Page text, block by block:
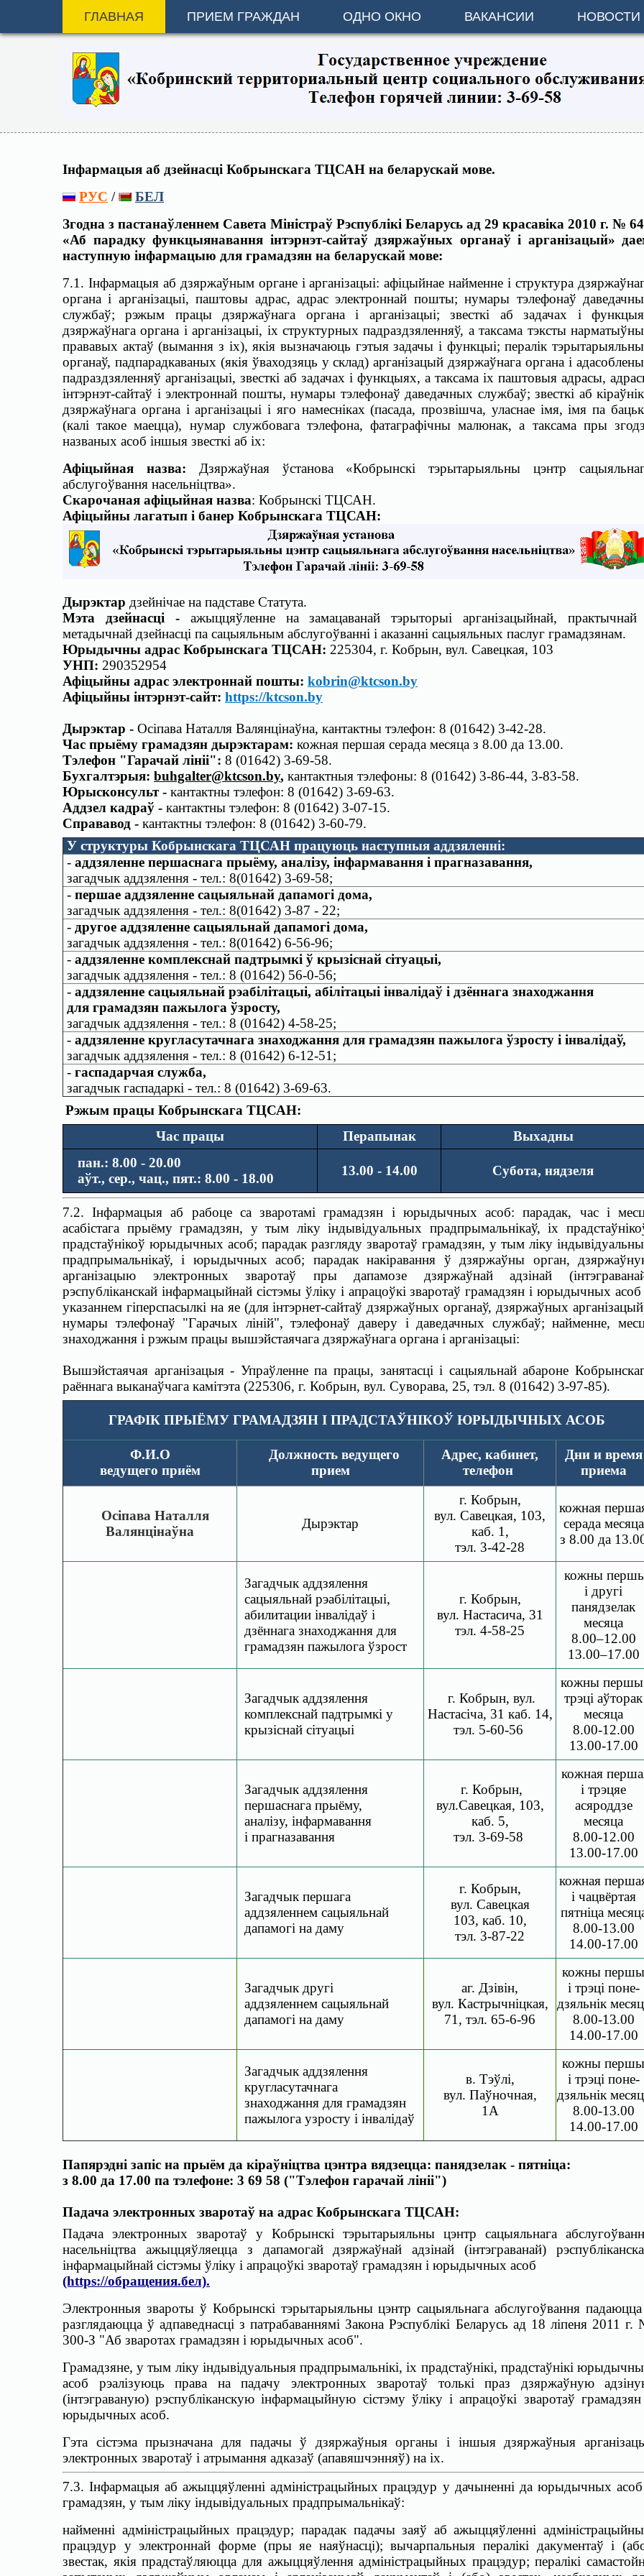
ГЛАВНАЯ ПРИЕМ ГРАЖДАН ОДНО ОКНО ВАКАНСИИ НОВОСТИ
Інфармацыя аб дзейнасці Кобрынскага ТЦСАН на беларускай мове.
РУС /
БЕЛ
Згодна з пастанаўленнем Савета Міністраў Рэспублікі Беларусь ад 29 красавіка 2010 г. №
«Аб парадку функцыянавання інтэрнэт-сайтаў дзяржаўных органаў і арганізацый»
наступную інфармацыю для грамадзян на беларускай мове:
7.1. Інфармацыя аб дзяржаўным органе і арганізацыі: афіцыйнае найменне і структура
органа і арганізацыі, паштовы адрас, адрас электроннай пошты; нумары тэлефонаў
службаў; рэжым працы дзяржаўнага органа і арганізацыі; звесткі аб задачах і
дзяржаўнага органа і арганізацыі, іх структурных падраздзяленняў, а таксама тэксты
прававых актаў (вымання з іх), якія вызначаюць гэтыя задачы і функцыі; пералік
органаў, падпарадкаваных (якія ўваходзяць у склад) арганізацый дзяржаўнага органа і
падраздзяленняў арганізацыі, звесткі аб задачах і функцыях, а таксама іх паштовыя адрасы,
інтэрнэт-сайтаў і электроннай пошты, нумары тэлефонаў даведачных службаў; звесткі аб
дзяржаўнага органа і арганізацыі і яго намесніках (пасада, прозвішча, уласнае імя, імя па
(калі такое маецца), нумар службовага тэлефона, фатаграфічны малюнак, а таксама пры
названых асоб іншыя звесткі аб іх:
Афіцыйная
назва: Дзяржаўная ўстанова «Кобрынскі тэрытарыяльны цэнтр
абслугоўвання насельніцтва».
Скарочаная афіцыйная назва: Кобрынскі ТЦСАН.
Афіцыйны лагатып і банер Кобрынскага ТЦСАН:
Дырэктар дзейнічае на падставе Статута.
Мэта дзейнасці - ажыццяўленне на замацаванай тэрыторыі арганізацыйнай, практычнай
метадычнай дзейнасці па сацыяльным абслугоўванні і аказанні сацыяльных паслуг грамадзянам.
Юрыдычны адрас Кобрынскага ТЦСАН: 225304, г. Кобрын, вул. Савецкая, 103
УНП: 290352954
Афіцыйны адрас электроннай пошты: kobrin@ktcson.by
Афіцыйны інтэрнэт-сайт: https://ktcson.by
Дырэктар - Осіпава Наталля Валянцінаўна, кантактны тэлефон: 8 (01642) 3-42-28.
Час прыёму грамадзян дырэктарам: кожная першая серада месяца з 8.00 да 13.00.
Тэлефон "Гарачай лініі": 8 (01642) 3-69-58.
Бухгалтэрыя: buhgalter@ktcson.by, кантактныя тэлефоны: 8 (01642) 3-86-44, 3-83-58.
Юрысконсульт - кантактны тэлефон: 8 (01642) 3-69-63.
Аддзел кадраў - кантактны тэлефон: 8 (01642) 3-07-15.
Справавод - кантактны тэлефон: 8 (01642) 3-60-79.
У структуры Кобрынскага ТЦСАН працуюць наступныя аддзяленні:
- аддзяленне першаснага прыёму, аналізу, інфармавання і прагназавання,
загадчык аддзялення - тел.: 8(01642) 3-69-58;
- першае аддзяленне сацыяльнай дапамогі дома,
загадчык аддзялення - тел.: 8(01642) 3-87 - 22;
- другое аддзяленне сацыяльнай дапамогі дома,
загадчык аддзялення - тел.: 8(01642) 6-56-96;
- аддзяленне комплекснай падтрымкі ў крызіснай сітуацыі,
загадчык аддзялення - тел.: 8 (01642) 56-0-56;
- аддзяленне сацыяльнай рэабілітацыі, абілітацыі інвалідаў і дзённага знаходжання
для грамадзян пажылога ўзросту,
загадчык аддзялення - тел.: 8 (01642) 4-58-25;
- аддзяленне кругласутачнага знаходжання для грамадзян пажылога ўзросту і інвалідаў,
загадчык аддзялення - тел.: 8 (01642) 6-12-51;
- гаспадарчая служба,
загадчык гаспадаркі - тел.: 8 (01642) 3-69-63.
Рэжым працы Кобрынскага ТЦСАН:
Час працы
Перапынак
Выхадны
пан.: 8.00 - 20.00
аўт., сер., чац., пят.: 8.00 - 18.00
13.00 - 14.00 Субота, нядзеля
7.2. Інфармацыя аб рабоце са зваротамі грамадзян і юрыдычных асоб: парадак, час і
асабістага прыёму грамадзян, у тым ліку індывідуальных прадпрымальнікаў, іх
прадстаўнікоў юрыдычных асоб; парадак разгляду зваротаў грамадзян, у тым ліку
прадпрымальнікаў, і юрыдычных асоб; парадак накіравання ў дзяржаўны орган,
арганізацыю электронных зваротаў пры дапамозе дзяржаўнай адзінай
рэспубліканскай інфармацыйнай сістэмы ўліку і апрацоўкі зваротаў грамадзян і юрыдычных асоб
указаннем гіперспасылкі на яе (для інтэрнет-сайтаў дзяржаўных органаў, дзяржаўных
нумары тэлефонаў "Гарачых ліній", тэлефонаў даверу і даведачных службаў; найменне,
знаходжання і рэжым працы вышэйстаячага дзяржаўнага органа і арганізацыі:
Вышэйстаячая арганізацыя - Упраўленне па працы, занятасці і сацыяльнай абароне
раённага выканаўчага камітэта (225306, г. Кобрын, вул. Суворава, 25, тэл. 8 (01642) 3-97-85).
ГРАФІК ПРЫЁМУ ГРАМАДЗЯН І ПРАДСТАЎНІКОЎ ЮРЫДЫЧНЫХ АСОБ
Ф.И.О
ведущего приём
Должность ведущего
прием
Адрес, кабинет,
телефон
Дни и время
приема
Осіпава Наталля
Валянцінаўна
Дырэктар
г. Кобрын,
вул. Савецкая, 103,
каб. 1,
тэл. 3-42-28
кожная
серада месяца
з 8.00 да
Загадчык аддзялення
сацыяльнай рэабілітацыі,
абилитации інвалідаў і
дзённага знаходжання для
грамадзян пажылога ўзрост
г. Кобрын,
вул. Настасича, 31
тэл. 4-58-25
кожны
і другі
панядзелак
месяца
8.00–12.00
13.00–17.00
Загадчык аддзялення
комплекснай падтрымкі у
крызіснай сітуацыі
г. Кобрын, вул.
Настасіча, 31 каб. 14,
тэл. 5-60-56
кожны першы
трэці аўторак
месяца
8.00-12.00
13.00-17.00
Загадчык аддзялення
першаснага прыёму,
аналізу, інфармавання
і прагназавання
г. Кобрын,
вул.Савецкая, 103,
каб. 5,
тэл. 3-69-58
кожная
і трэцяе
асяроддзе
месяца
8.00-12.00
13.00-17.00
Загадчык першага
аддзяленнем сацыяльнай
дапамогі на даму
г. Кобрын,
вул. Савецкая
103, каб. 10,
тэл. 3-87-22
кожная
і чацвёртая
пятніца
8.00-13.00
14.00-17.00
Загадчык другі
аддзяленнем сацыяльнай
дапамогі на даму
аг. Дзівін,
вул. Кастрычніцкая,
71, тэл. 65-6-96
кожны першы
і трэці поне-
дзяльнік
8.00-13.00
14.00-17.00
Загадчык аддзялення
кругласутачнага
знаходжання для грамадзян
пажылога узросту і інвалідаў
в. Тэўлі,
вул. Паўночная,
1А
кожны першы
і трэці поне-
дзяльнік
8.00-13.00
14.00-17.00
Папярэдні запіс на прыём да кіраўніцтва цэнтра вядзецца: панядзелак - пятніца:
з 8.00 да 17.00 па тэлефоне: 3 69 58 ("Тэлефон гарачай лініі")
Падача электронных зваротаў на адрас Кобрынскага ТЦСАН:
Падача электронных зваротаў у Кобрынскі тэрытарыяльны цэнтр сацыяльнага
насельніцтва ажыццяўляецца з дапамогай дзяржаўнай адзінай (інтэграванай)
інфармацыйнай сістэмы ўліку і апрацоўкі зваротаў грамадзян і юрыдычных асоб
(https://обращения.бел).
Электронныя звароты ў Кобрынскі тэрытарыяльны цэнтр сацыяльнага абслугоўвання падаюцца
разглядаюцца ў адпаведнасці з патрабаваннямі Закона Рэспублікі Беларусь ад 18 ліпеня 2011 г.
300-З "Аб зваротах грамадзян і юрыдычных асоб".
Грамадзяне, у тым ліку індывідуальныя прадпрымальнікі, іх прадстаўнікі, прадстаўнікі
асоб рэалізуюць права на падачу электронных зваротаў толькі праз дзяржаўную
(інтэграваную) рэспубліканскую інфармацыйную сістэму ўліку і апрацоўкі зваротаў грамадзян
юрыдычных асоб.
Гэта сістэма прызначана для падачы ў дзяржаўныя органы і іншыя дзяржаўныя
электронных зваротаў і атрымання адказаў (апавяшчэнняў) на іх.
7.3. Інфармацыя аб ажыццяўленні адміністрацыйных працэдур у дачыненні да юрыдычных асоб
грамадзян, у тым ліку індывідуальных прадпрымальнікаў:
найменні адміністрацыйных працэдур; парадак падачы заяў аб ажыццяўленні
працэдур у электроннай форме (пры яе наяўнасці); вычарпальныя пералікі дакументаў і
звестак, якія прадстаўляюцца для ажыццяўлення адміністрацыйных працэдур; пералікі